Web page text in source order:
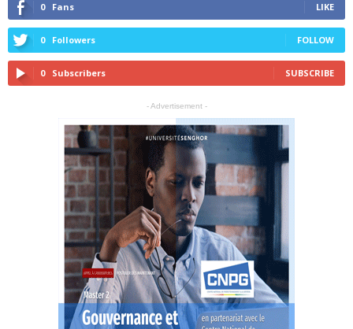
0 Fans LIKE
0 Followers FOLLOW
0 Subscribers SUBSCRIBE
- Advertisement -